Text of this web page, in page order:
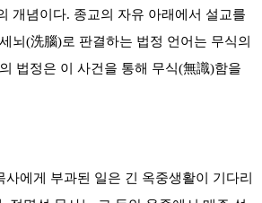
개념이다. 종교의 자유 아래에서 설교를
뇌(洗腦)로 판결하는 법정 언어는 무식의
법정은 이 사건을 통해 무식(無識)함을
사에게 부과된 일은 긴 옥중생활이 기다리